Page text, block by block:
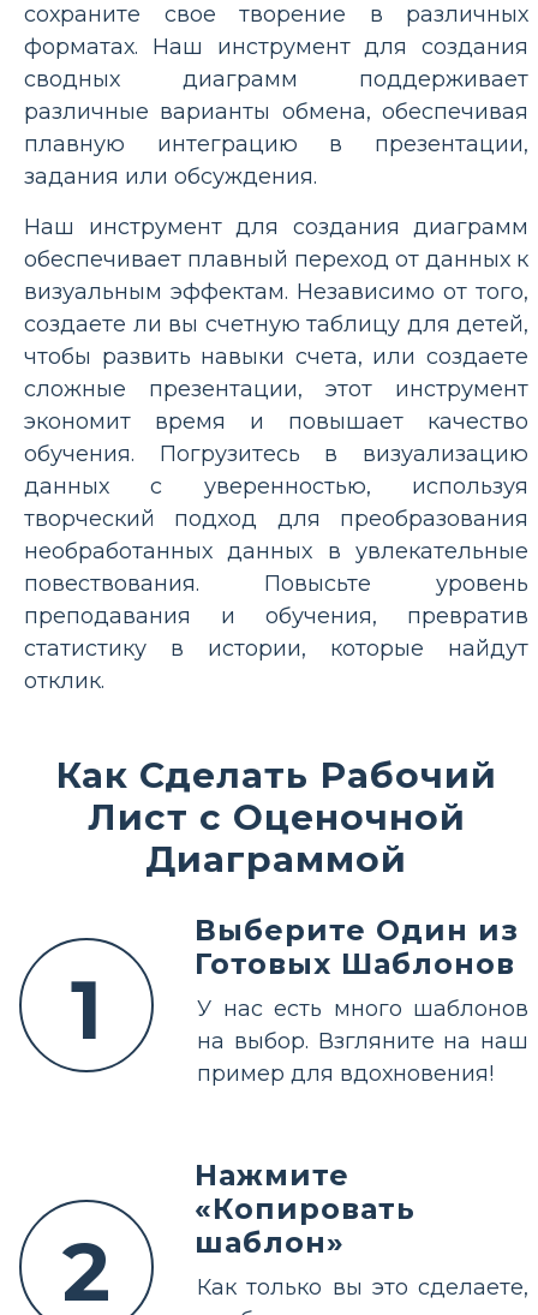
сохраните свое творение в различных
форматах. Наш инструмент для создания
сводных диаграмм поддерживает
различные варианты обмена, обеспечивая
плавную интеграцию в презентации,
задания или обсуждения.
Наш инструмент для создания диаграмм
обеспечивает плавный переход от данных к
визуальным эффектам. Независимо от того,
создаете ли вы счетную таблицу для детей,
чтобы развить навыки счета, или создаете
сложные презентации, этот инструмент
экономит время и повышает качество
обучения. Погрузитесь в визуализацию
данных с уверенностью, используя
творческий подход для преобразования
необработанных данных в увлекательные
повествования. Повысьте уровень
преподавания и обучения, превратив
статистику в истории, которые найдут
отклик.
Как Сделать Рабочий
Лист с Оценочной
Диаграммой
1
Выберите Один из
Готовых Шаблонов
У нас есть много шаблонов
на выбор. Взгляните на наш
пример для вдохновения!
2
Нажмите
«Копировать
шаблон»
Как только вы это сделаете,